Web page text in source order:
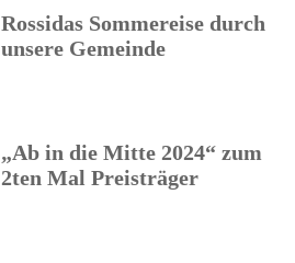
Rossidas Sommereise durch
unsere Gemeinde
„Ab in die Mitte 2024“ zum
2ten Mal Preisträger